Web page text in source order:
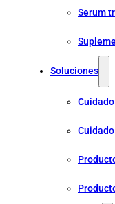
Serum
Soluciones